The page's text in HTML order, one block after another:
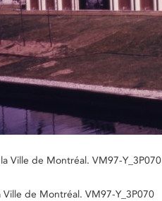
Ville de Montréal. VM97-Y_3P070
de Montréal. VM97-Y_3P070